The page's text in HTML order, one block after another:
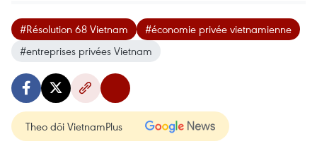
#Résolution 68 Vietnam
#économie privée vietnamienne
#entreprises privées Vietnam
Theo dõi VietnamPlus